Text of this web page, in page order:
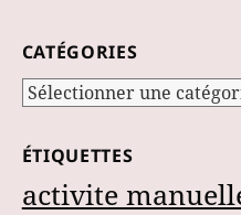
CATÉGORIES
Catégories
ÉTIQUETTES
activite